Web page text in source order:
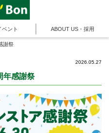
ベント ABOUT US・採用
謝祭
2026.05.27
年感謝祭